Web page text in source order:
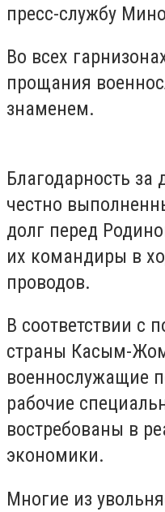
пресс-службу
Во всех
прощания
знаменем.
Благодарность за
честно
долг перед
их командиры в
проводов.
В соответствии с
страны Касым-
военнослужащие
рабочие
востребованы в
экономики.
Многие из